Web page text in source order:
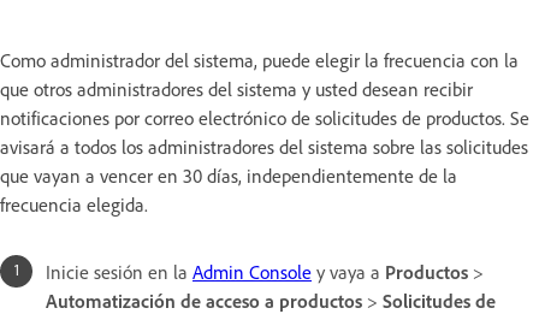
Como administrador del sistema, puede elegir la frecuencia con la
que otros administradores del sistema y usted desean recibir
notificaciones por correo electrónico de solicitudes de productos. Se
avisará a todos los administradores del sistema sobre las solicitudes
que vayan a vencer en 30 días, independientemente de la
frecuencia elegida.
Inicie sesión en la Admin Console y vaya a Productos >
Automatización de acceso a productos > Solicitudes de